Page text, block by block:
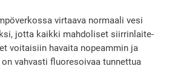
virtaava normaali vesi
jotta kaikki mahdoliset siirrinlaite-
voitaisiin havaita nopeammin ja
vahvasti fluoresoivaa tunnettua